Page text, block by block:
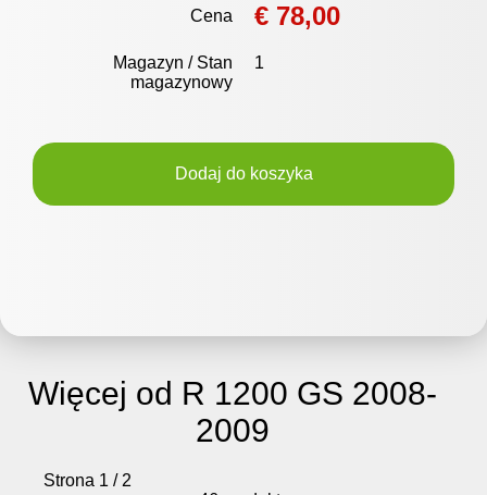
Cena € 78,00
Magazyn / Stan
magazynowy
1
Dodaj do koszyka
Więcej od R 1200 GS 2008-
2009
Strona 1 / 2